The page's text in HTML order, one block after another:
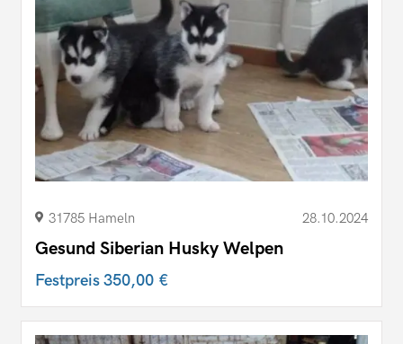
31785 Hameln 28.10.2024
Gesund Siberian Husky Welpen
Festpreis350,00 €